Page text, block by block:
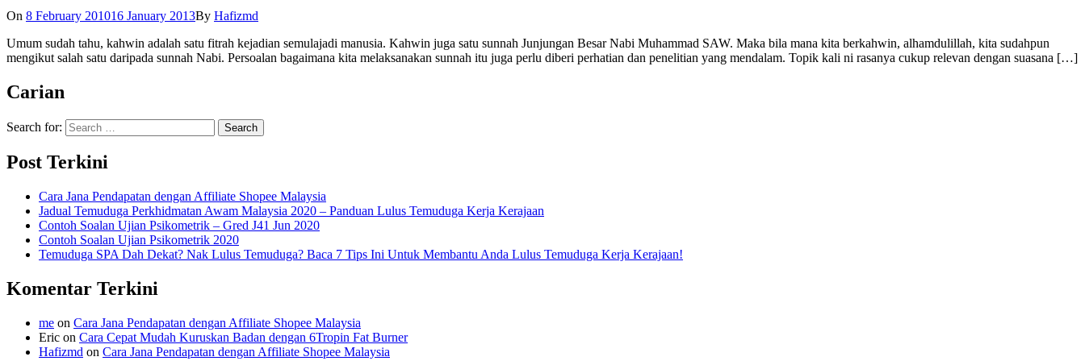
On 8 February 201016 January 2013By Hafizmd
Umum sudah tahu, kahwin adalah satu fitrah kejadian semulajadi manusia. Kahwin juga satu sunnah Junjungan Besar Nabi Muhammad SAW. Maka bila mana kita berkahwin, alhamdulillah, kita sudahpun
mengikut salah satu daripada sunnah Nabi. Persoalan bagaimana kita melaksanakan sunnah itu juga perlu diberi perhatian dan penelitian yang mendalam. Topik kali ni rasanya cukup relevan dengan suasana […]
Carian
Search for:
Post Terkini
Cara Jana Pendapatan dengan Affiliate Shopee Malaysia
Jadual Temuduga Perkhidmatan Awam Malaysia 2020 – Panduan Lulus Temuduga Kerja Kerajaan
Contoh Soalan Ujian Psikometrik – Gred J41 Jun 2020
Contoh Soalan Ujian Psikometrik 2020
Temuduga SPA Dah Dekat? Nak Lulus Temuduga? Baca 7 Tips Ini Untuk Membantu Anda Lulus Temuduga Kerja Kerajaan!
Komentar Terkini
me on Cara Jana Pendapatan dengan Affiliate Shopee Malaysia
Eric on Cara Cepat Mudah Kuruskan Badan dengan 6Tropin Fat Burner
Hafizmd on Cara Jana Pendapatan dengan Affiliate Shopee Malaysia